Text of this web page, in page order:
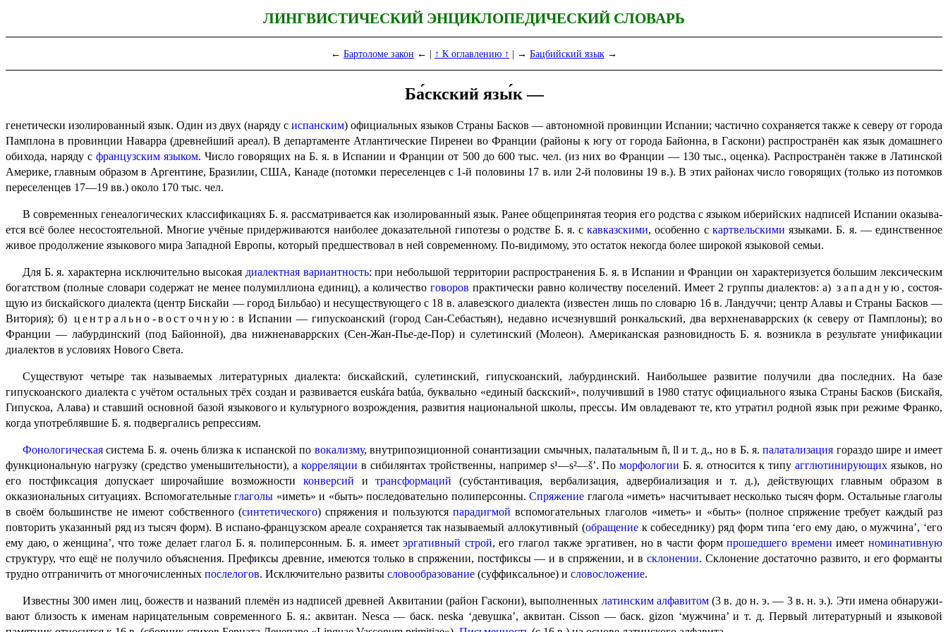
ЛИНГВИСТИЧЕСКИЙ ЭНЦИКЛОПЕДИЧЕСКИЙ СЛОВАРЬ
← Бартоломе закон ← | ↑ К оглавлению ↑ | → Бацбийский язык →
Ба́скский язы́к —
генетически изолированный язык. Один из двух (наряду с испанским) официальных языков Страны Басков — автономной провинции Испании; частично сохраняется также к северу от города
Памплона в провинции Наварра (древнейший ареал). В департаменте Атлантические Пиренеи во Франции (районы к югу от города Байонна, в Гаскони) распро­стра­нён как язык домашнего
обихода, наряду сфранцуз­ским языком. Число говорящих на Б. я. в Испании и Франции от 500 до 600 тыс. чел. (из них во Франции — 130 тыс., оценка). Распространён также в Латинской
Америке, главным образом в Аргентине, Бразилии, США, Канаде (потомки пере­се­лен­цев с 1‑й половины 17 в. или 2‑й половины 19 в.). В этих районах число говорящих (только из потомков
переселенцев 17—19 вв.) около 170 тыс. чел.
В современных генеалогических классификациях Б. я. рассматривается как изолиро­ван­ный язык. Ранее общепринятая теория его родства с языком иберийских надписей Испании оказы­ва­
ет­ся всё более несостоятельной. Многие учёные придерживаются наиболее доказа­тель­ной гипотезы о родстве Б. я. скавказскими, особенно с картвельскими языками. Б. я. — единственное
живое продолжение языкового мира Западной Европы, который предшествовал в ней современ­но­му. По-видимому, это остаток некогда более широкой языковой семьи.
Для Б. я. характерна исключительно высокая диалектная вариантность: при неболь­шой терри­то­рии распро­стра­не­ния Б. я. в Испании и Франции он характеризуется большим лексическим
богатством (полные словари содержат не менее полумиллиона единиц), а количествоговоров практически равно количеству поселений. Имеет 2 группы диалектов: а) западную , состо­я­
щую из бискайского диалекта (центр Бискайи — город Бильбао) и несуществующего с 18 в. алавезского диалекта (известен лишь по словарю 16 в. Ландуччи; центр Алавы и Страны Басков —
Витория); б) центрально-восточную : в Испании — гипускоанский (город Сан-Себастьян), недавно исчезнувший ронкальский, два верхненаваррских (к северу от Памплоны); во
Франции — лабурдинский (под Байонной), два нижненаваррских (Сен-Жан-Пье-де-Пор) и сулетинский (Молеон). Американская разновидность Б. я. возникла в результате унификации
диалектов в условиях Нового Света.
Существуют четыре так называемых литературных диалекта: бискайский, сулетинский, гипускоанский, лабурдинский. Наибольшее развитие получили два последних. На базе
гипускоанского диалекта с учётом остальных трёх создан и развивается euskára batúa, буквально «единый баскский», получивший в 1980 статус официального языка Страны Басков (Бискайя,
Гипускоа, Алава) и ставший основной базой языкового и культурного возрождения, развития национальной школы, прессы. Им овладевают те, кто утратил родной язык при режиме Франко,
когда употреблявшие Б. я. подвергались репрессиям.
Фонологическая система Б. я. очень близка к испанской по вокализму, внутрипозиционной сонантизации смычных, палатальным ñ, ll и т. д., но в Б. я.палатализация гораздо шире и имеет
функциональную нагрузку (средство уменьшительности), а корреляции в сибилянтах трой­ствен­ны, например s¹—s²—š’. Поморфологии Б. я. относится к типуагглютинирующих языков, но
его постфиксация допускает широчайшие возможности конверсий итрансфор­ма­ций (субстантивация, вербализация, адвербиализация и т. д.), действующих главным образом в
окказиональных ситуациях. Вспомогательныеглаголы «иметь» и «быть» после­до­ва­тель­но полиперсонны.Спряже­ние глагола «иметь» насчитывает несколько тысяч форм. Остальные глаголы
в своём большинстве не имеют собственного (синтетического) спряжения и пользуютсяпарадигмой вспомогательных глаголов «иметь» и «быть» (полное спряжение требует каждый раз
повторить указанный ряд из тысяч форм). В испано-французском ареале сохраняется так называемый аллокутивный (обращениек собеседнику) ряд форм типа ‘его ему даю, о мужчина’, ‘его
ему даю, о женщина’, что тоже делает глагол Б. я. полиперсонным. Б. я. имеетэргативный строй, его глагол также эргативен, но в части формпрошедшего времени имеетноминативную
структуру, что ещё не получило объяснения. Префиксы древние, имеются только в спряжении, постфиксы — и в спряжении, и всклонении. Склонение достаточно развито, и его форманты
трудно отграничить от многочисленных послелогов. Исключи­тель­но развиты словообразование (суффиксальное) и словосложение.
Известны 300 имен лиц, божеств и названий племён из надписей древней Аквитании (район Гаскони), выполненных латинским алфавитом(3 в. до н. э. — 3 в. н. э.). Эти имена обнару­жи­
ва­ют близость к именам нарицательным современного Б. я.: аквитан. Nesca — баск.neska ‘девушка’, аквитан. Cisson — баск. gizon ‘мужчина’ и т. д. Первый литературный и языковой